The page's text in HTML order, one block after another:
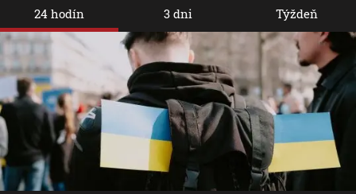
24 hodín 3 dni Týždeň